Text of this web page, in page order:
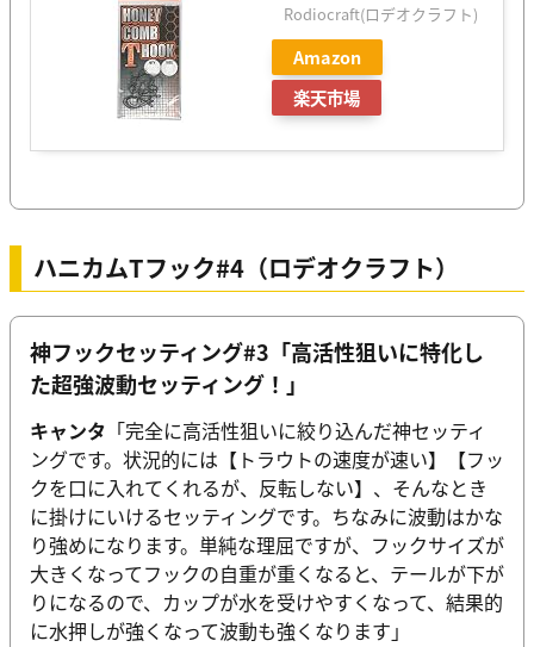
Rodiocraft(ロデオクラフト)
Amazon
楽天市場
ハニカムTフック#4（ロデオクラフト）
神フックセッティング#3「高活性狙いに特化し
た超強波動セッティング！」
キャンタ 「完全に高活性狙いに絞り込んだ神セッティ
ングです。状況的には【トラウトの速度が速い】【フッ
クを口に入れてくれるが、反転しない】、そんなとき
に掛けにいけるセッティングです。ちなみに波動はかな
り強めになります。単純な理屈ですが、フックサイズが
大きくなってフックの自重が重くなると、テールが下が
りになるので、カップが水を受けやすくなって、結果的
に水押しが強くなって波動も強くなります」